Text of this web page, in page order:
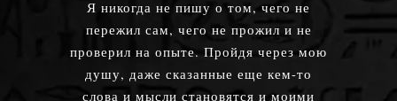
Я никогда не пишу о том, чего не
пережил сам, чего не прожил и не
проверил на опыте. Пройдя через мою
душу, даже сказанные еще кем-то
слова и мысли становятся и моими